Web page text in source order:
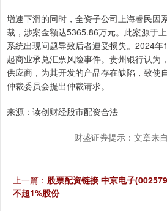
增速下滑的同时，全资子公司上海睿民因
裁，涉案金额达5365.86万元。此案源于
系统出现问题导致后者遭受损失。2024
起商业承兑汇票风险事件。贵州银行认为
供应商，为其开发的产品存在缺陷，致使
仲裁委员会提出仲裁请求。
来源：读创财经股市配资合法
财盛证券提示：文章来
上一篇： 股票配资链接 中京电子
不超1%股份